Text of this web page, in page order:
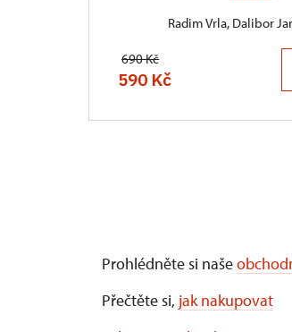
Radim Vrla, Dalibor
690 Kč
590 Kč
Prohlédněte si naše
Přečtěte si, jak nakupovat